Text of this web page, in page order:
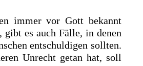
immer vor Gott bekannt
gibt es auch Fälle, in denen
entschuldigen sollten.
Unrecht getan hat, soll